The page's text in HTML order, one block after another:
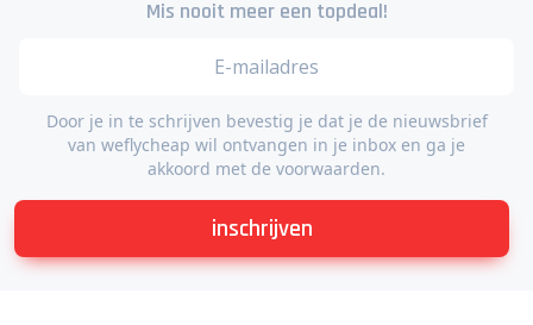
Mis nooit meer een topdeal!
Door je in te schrijven bevestig je dat je de nieuwsbrief
van weflycheap wil ontvangen in je inbox en ga je
akkoord met de voorwaarden.
inschrijven